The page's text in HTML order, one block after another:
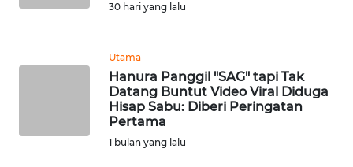
30 hari yang lalu
Utama
Hanura Panggil "SAG" tapi Tak
Datang Buntut Video Viral Diduga
Hisap Sabu: Diberi Peringatan
Pertama
1 bulan yang lalu
BANTEN